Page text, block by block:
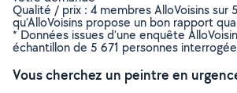
Qualité / prix : 4 membres AlloVoisins sur
qu’AlloVoisins propose un bon rapport
* Données issues d’une enquête
échantillon de 5 671 personnes
Vous cherchez un peintre en